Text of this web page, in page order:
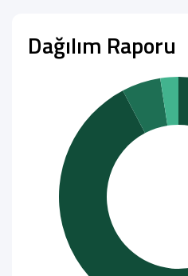
Dağılım Raporu